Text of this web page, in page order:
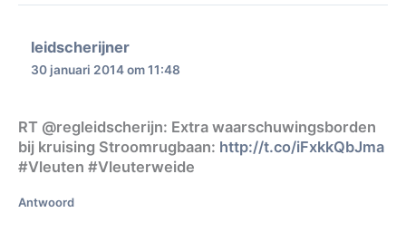
leidscherijner
30 januari 2014 om 11:48
RT @regleidscherijn: Extra waarschuwingsborden
bij kruising Stroomrugbaan: http://t.co/iFxkkQbJma
#Vleuten #Vleuterweide
Antwoord